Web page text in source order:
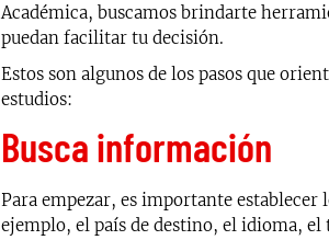
Académica, buscamos brindarte
puedan facilitar tu decisión.
Estos son algunos de los pasos que
estudios:
Busca información
Para empezar, es importante establecer
ejemplo, el país de destino, el idioma,